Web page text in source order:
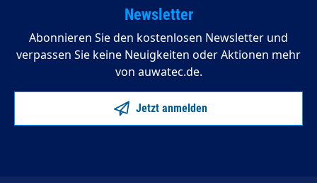
Newsletter
Abonnieren Sie den kostenlosen Newsletter und
verpassen Sie keine Neuigkeiten oder Aktionen mehr
von auwatec.de.
Jetzt anmelden